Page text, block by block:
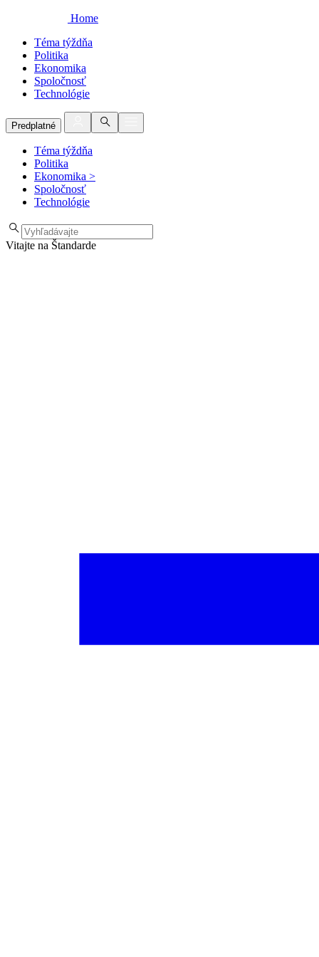
Home
Téma týždňa
Politika
Ekonomika
Spoločnosť
Technológie
Predplatné
Téma týždňa
Politika
Ekonomika >
Spoločnosť
Technológie
Vitajte na Štandarde